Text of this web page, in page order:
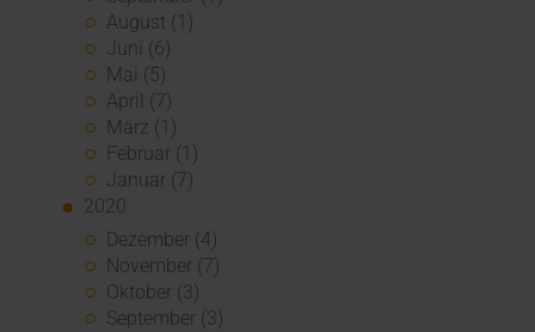
August (1)
Juni (6)
Mai (5)
April (7)
März (1)
Februar (1)
Januar (7)
2020
Dezember (4)
November (7)
Oktober (3)
September (3)